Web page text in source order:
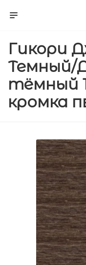
Гикори
Темный/
тёмный
кромка